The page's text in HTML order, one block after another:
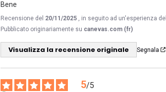
Bene
Recensione del 20/11/2025 , in seguito ad un'esperienza del
Pubblicato originariamente su canevas.com (fr)
Visualizza la recensione originale Segnala
5/5